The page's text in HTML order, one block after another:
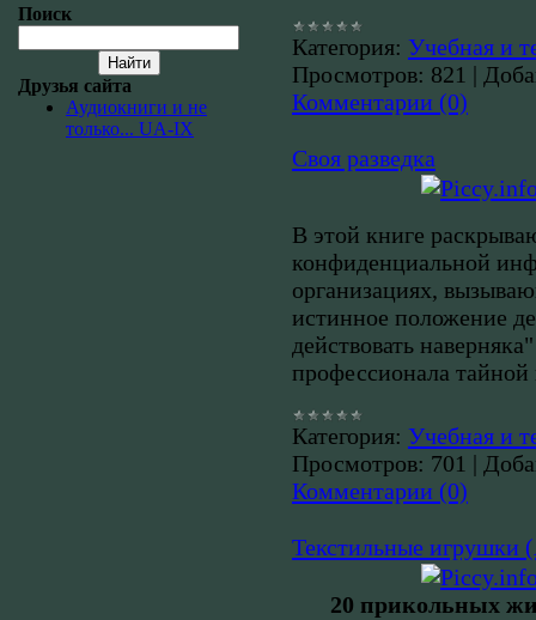
Поиск
Друзья сайта
Аудиокниги и не
только... UA-IX
Категория: Учебная и
Просмотров: 821 |
Комментарии (0)
Своя разведка
В этой книге
конфиденциальной
организациях,
истинное положение
действовать
профессионала
Категория: Учебная и
Просмотров: 701 |
Комментарии (0)
Текстильные игрушки
20 прикольных